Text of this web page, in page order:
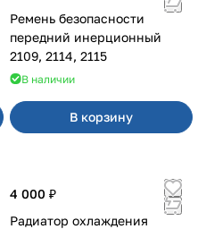
Ремень безопасности
передний инерционный
2109, 2114, 2115
В наличии
В корзину
4 000 ₽
Радиатор охлаждения